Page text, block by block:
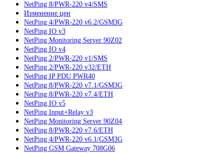
NetPing 8/PWR-220 v4/SMS
Изменение цен
NetPing 4/PWR-220 v6.2/GSM3G
NetPing IO v3
NetPing Monitoring Server 90Z02
NetPing IO v4
NetPing 2/PWR-220 v1/SMS
NetPing 2/PWR-220 v32/ETH
NetPing IP PDU PWR40
NetPing 8/PWR-220 v7.1/GSM3G
NetPing 8/PWR-220 v7.4/ETH
NetPing IO v5
NetPing Input+Relay v3
NetPing Monitoring Server 90Z04
NetPing 8/PWR-220 v7.6/ETH
NetPing 4/PWR-220 v6.1/GSM3G
NetPing GSM Gateway 708G06